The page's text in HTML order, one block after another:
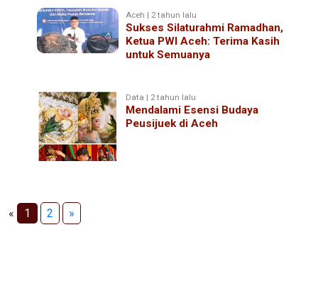
Aceh | 2 tahun lalu
Sukses Silaturahmi Ramadhan,
Ketua PWI Aceh: Terima Kasih
untuk Semuanya
Data | 2 tahun lalu
Mendalami Esensi Budaya
Peusijuek di Aceh
« 1 2 »